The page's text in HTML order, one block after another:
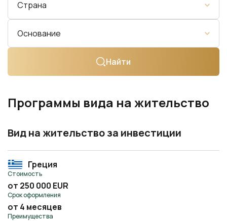
Страна
Основание
Найти
Программы вида на жительство
Вид на жительство за инвестиции
Греция
Стоимость
от 250 000 EUR
Срок оформления
от 4 месяцев
Преимущества